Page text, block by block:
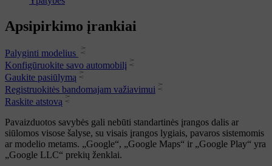
Apsipirkimo įrankiai
Palyginti modelius
Konfigūruokite savo automobilį
Gaukite pasiūlymą
Registruokitės bandomajam važiavimui
Raskite atstovą
Pavaizduotos savybės gali nebūti standartinės įrangos dalis ar
siūlomos visose šalyse, su visais įrangos lygiais, pavaros sistemomis
ar modelio metams. „Google“, „Google Maps“ ir „Google Play“ yra
„Google LLC“ prekių ženklai.